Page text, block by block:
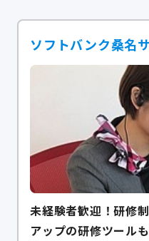
ソフトバンク桑名
未経験者歓迎！研修
アップの研修ツール